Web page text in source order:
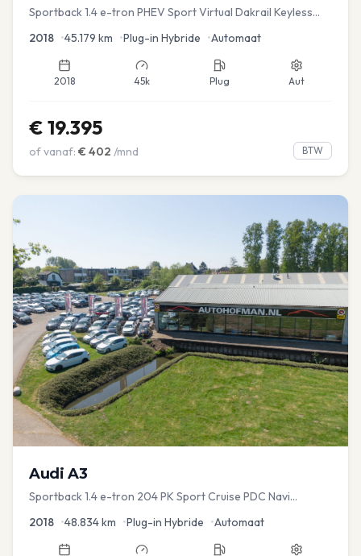
Sportback 1.4 e-tron PHEV Sport Virtual Dakrail Keyless
2018 •45.179 km •Plug-in Hybride •Automaat
2018 45k Plug Aut
€ 19.395
of vanaf: € 402 /mnd BTW
Audi A3
Sportback 1.4 e-tron 204 PK Sport Cruise PDC Navi
2018 •48.834km •Plug-in Hybride •Automaat